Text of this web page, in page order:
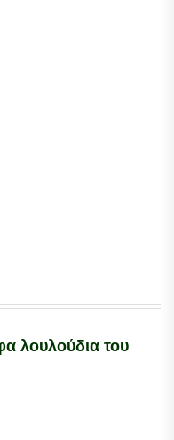
λουλούδια του